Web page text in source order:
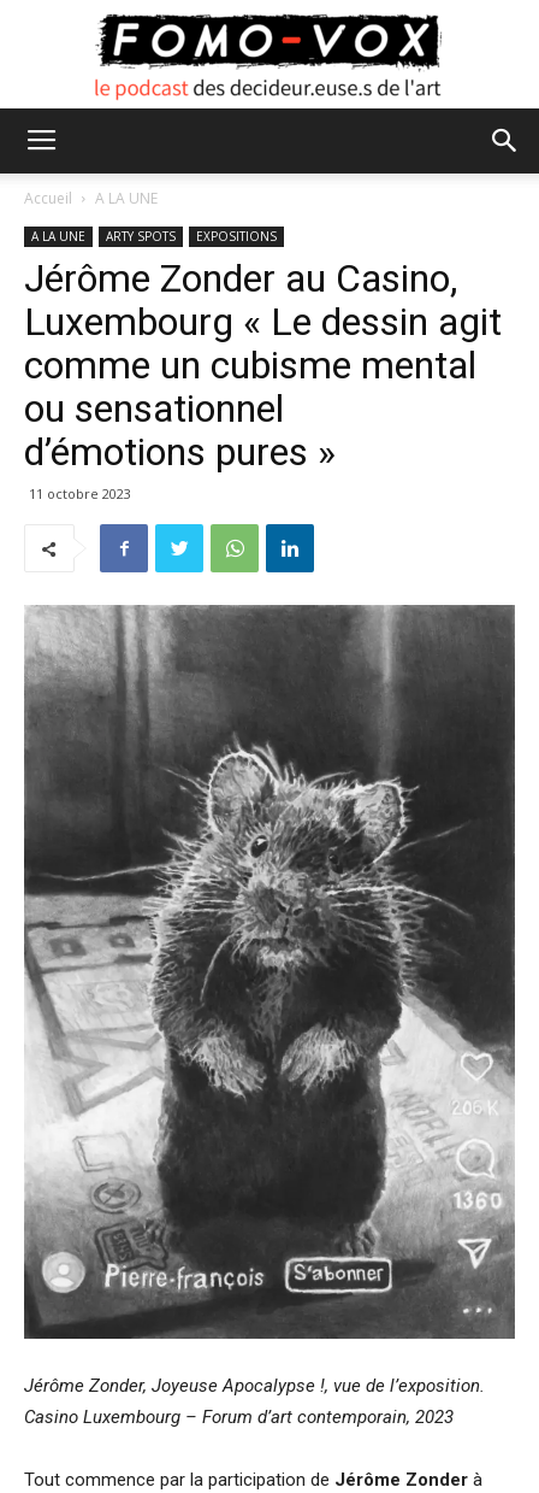
Accueil A LA UNE
A LA UNE ARTY SPOTS EXPOSITIONS
Jérôme Zonder au Casino,
Luxembourg « Le dessin agit
comme un cubisme mental
ou sensationnel
d’émotions pures »
11 octobre 2023
Jérôme Zonder, Joyeuse Apocalypse !, vue de l’exposition.
Casino Luxembourg – Forum d’art contemporain, 2023
Tout commence par la participation de Jérôme Zonder à